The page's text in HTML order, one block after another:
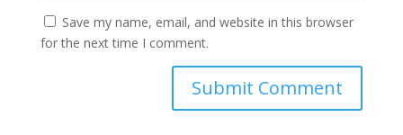
Save my name, email, and website in this browser
for the next time I comment.